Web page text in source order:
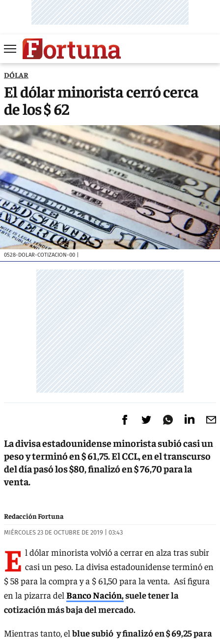
DÓLAR
El dólar minorista cerró cerca
de los $ 62
0528-DOLAR-COTIZACION-00
La divisa estadounidense minorista subió casi un
peso y terminó en $ 61,75. El CCL, en el transcurso
del día pasó los $80, finalizó en $ 76,70 para la
venta.
Redacción Fortuna
MIÉRCOLES 23 DE OCTUBRE DE 2019 | 03:43
E l dólar minorista volvió a cerrar en alza tras subir
casi un peso. La divisa estadounidense terminó en
$ 58 para la compra y a $ 61,50 para la venta. Así figura
en la pizarra del Banco Nación,suele tener la
cotización más baja del mercado.
Mientras tanto, elblue subió y finalizóen $ 69,25 para